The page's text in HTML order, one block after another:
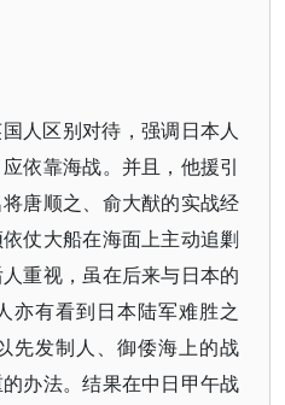
人区别对待，强调日本人
依靠海战。并且，他援引
唐顺之、俞大猷的实战经
仗大船在海面上主动追剿
重视，虽在后来与日本的
亦有看到日本陆军难胜之
先发制人、御倭海上的战
办法。结果在中日甲午战